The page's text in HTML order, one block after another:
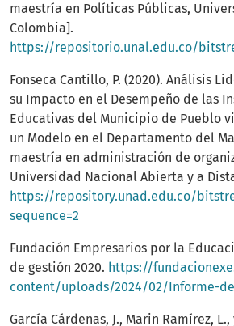
maestría en Políticas Públicas,
Colombia].
https://repositorio.unal.edu.co/bitstream/handle/unal/
Fonseca Cantillo, P. (2020). Análisis
su Impacto en el Desempeño de las
Educativas del Municipio de Pueblo
un Modelo en el Departamento del
maestría en administración de
Universidad Nacional Abierta y a
https://repository.unad.edu.co/
sequence=2
Fundación Empresarios por la
de gestión 2020. https://
content/uploads/2024/02/Informe-
García Cárdenas, J., Marin Ramírez,